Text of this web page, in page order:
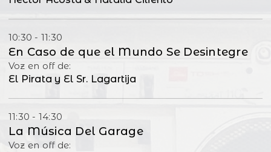
10:30 - 11:30
En Caso de que el Mundo Se Desintegre
Voz en off de:
El Pirata y El Sr. Lagartija
11:30 - 14:30
La Música Del Garage
Voz en off de: